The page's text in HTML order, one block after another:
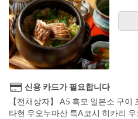
신용 카드가 필요합니다
【전채상자】 A5 흑모 일본소 구
타현 우오누마산 특A코시 히카리